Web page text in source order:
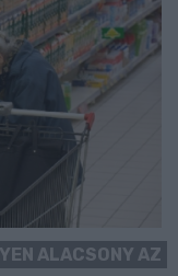
ALACSONY AZ